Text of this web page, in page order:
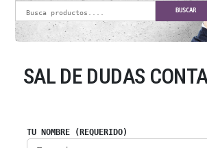
BUSCAR
SAL DE DUDAS
TU NOMBRE (REQUERIDO)